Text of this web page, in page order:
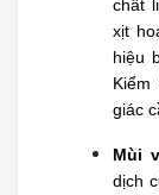
chất
xịt
hiệu
giác
Mùi
dịch